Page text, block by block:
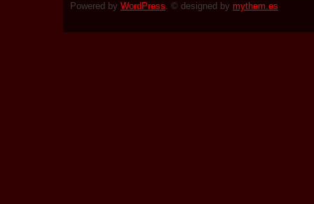
Powered by WordPress. © designed by mythem.es